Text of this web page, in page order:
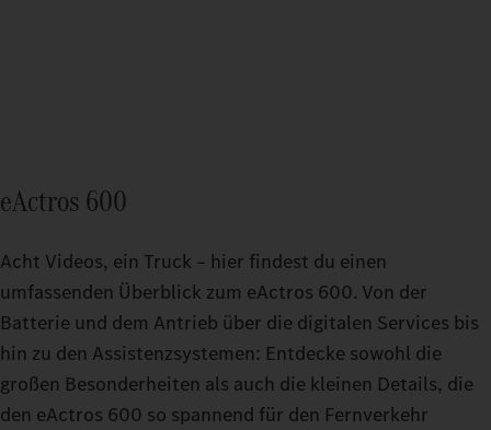
eActros 600
Acht Videos, ein Truck – hier findest du einen
umfassenden Überblick zum eActros 600. Von der
Batterie und dem Antrieb über die digitalen Services bis
hin zu den Assistenzsystemen: Entdecke sowohl die
großen Besonderheiten als auch die kleinen Details, die
den eActros 600 so spannend für den Fernverkehr